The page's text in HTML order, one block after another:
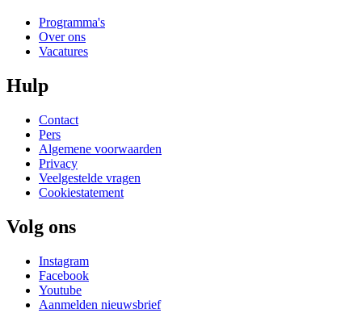
Programma's
Over ons
Vacatures
Hulp
Contact
Pers
Algemene voorwaarden
Privacy
Veelgestelde vragen
Cookiestatement
Volg ons
Instagram
Facebook
Youtube
Aanmelden nieuwsbrief